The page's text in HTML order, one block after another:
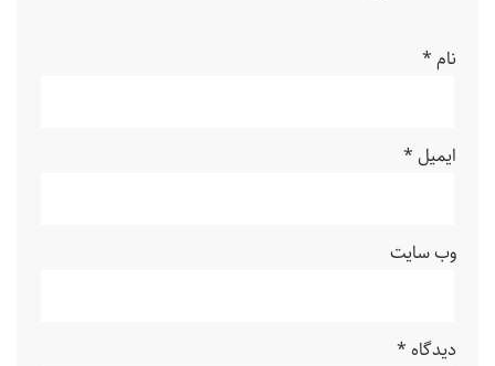
نام *
ایمیل *
وب‌ سایت
دیدگاه *